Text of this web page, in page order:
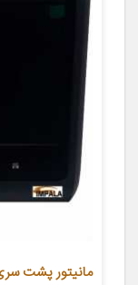
مانیتور پشت سری